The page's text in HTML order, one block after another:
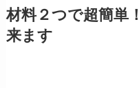
材料２つで超簡単
来ます